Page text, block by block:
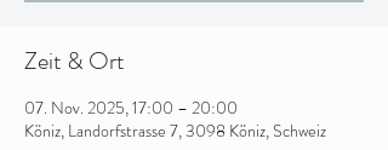
Zeit & Ort
07. Nov. 2025, 17:00 – 20:00
Köniz, Landorfstrasse 7, 3098 Köniz, Schweiz